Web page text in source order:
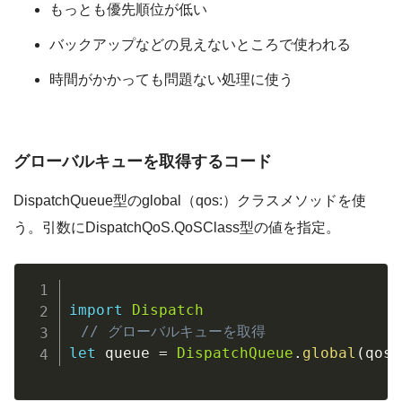
もっとも優先順位が低い
バックアップなどの見えないところで使われる
時間がかかっても問題ない処理に使う
グローバルキューを取得するコード
DispatchQueue型のglobal（qos:）クラスメソッドを使
う。引数にDispatchQoS.QoSClass型の値を指定。
import
Dispatch
// グローバルキューを取得
let queue = DispatchQueue . global ( qos